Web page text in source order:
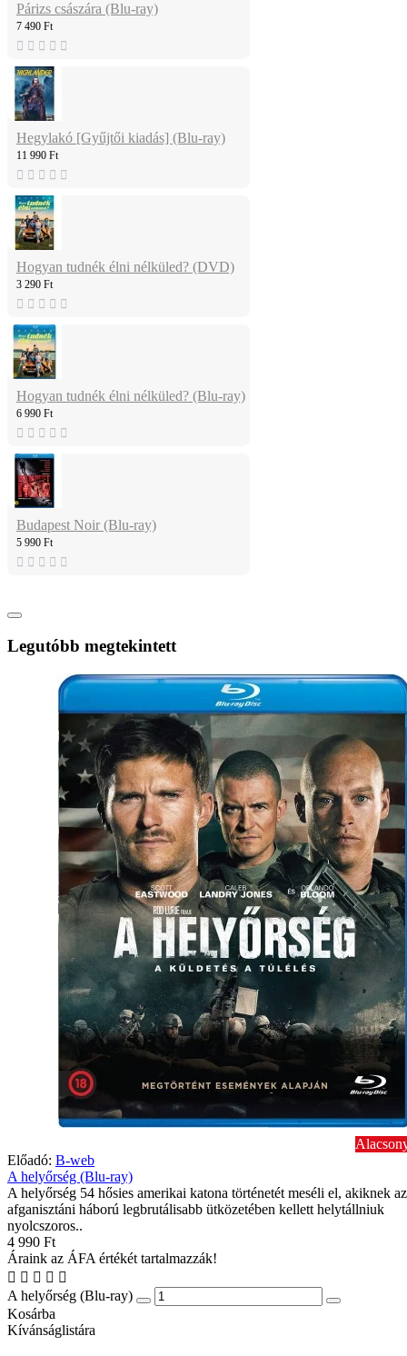
Párizs császára (Blu-ray)
7 490 Ft
Hegylakó [Gyűjtői kiadás] (Blu-ray)
11 990 Ft
Hogyan tudnék élni nélküled? (DVD)
3 290 Ft
Hogyan tudnék élni nélküled? (Blu-ray)
6 990 Ft
Budapest Noir (Blu-ray)
5 990 Ft
Legutóbb megtekintett
Előadó: B-web
A helyőrség (Blu-ray)
A helyőrség 54 hősies amerikai katona történetét meséli el, akiknek az
afganisztáni háború legbrutálisabb ütközetében kellett helytállniuk
nyolcszoros..
4 990 Ft
Áraink az ÁFA értékét tartalmazzák!
A helyőrség (Blu-ray)
Kosárba
Kívánságlistára